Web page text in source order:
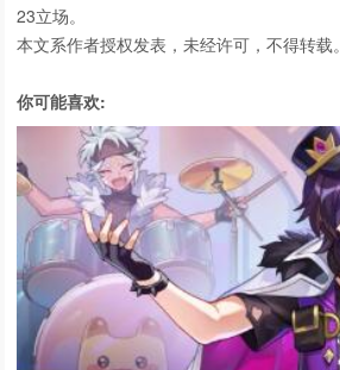
23立场。
本文系作者授权发表，未经许可，不得转载。
你可能喜欢: